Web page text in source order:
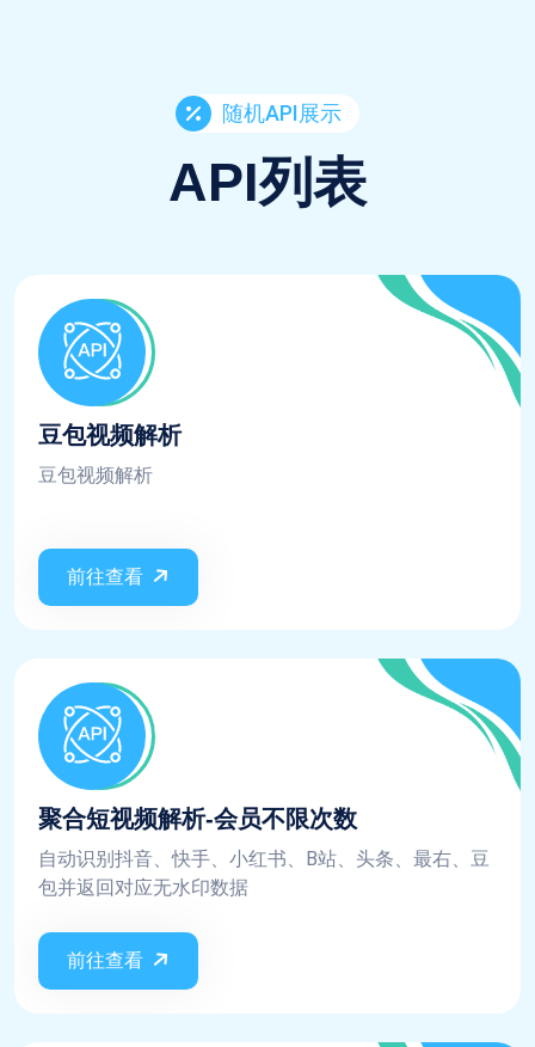
随机API展示
API列表
豆包视频解析
豆包视频解析
前往查看
聚合短视频解析-会员不限次数
自动识别抖音、快手、小红书、B站、头条、最右、豆
包并返回对应无水印数据
前往查看